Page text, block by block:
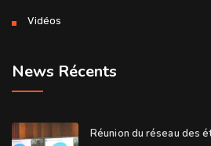
Vidéos
News Récents
Réunion du réseau des